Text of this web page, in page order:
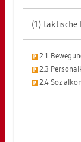
(1) tak­ti­sche
2.1
2.3
2.4